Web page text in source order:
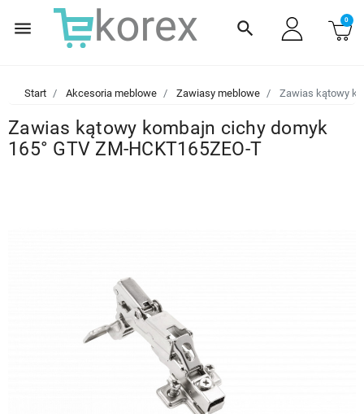
menu search 0
Start Akcesoria meblowe Zawiasy meblowe Zawias kątowy
Zawias kątowy kombajn cichy domyk
165° GTV ZM-HCKT165ZEO-T